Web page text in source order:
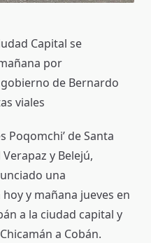
Capital se
por
de Bernardo
viales
Poqomchi’ de Santa
y Belejú,
una
y mañana jueves en
a la ciudad capital y
a Cobán.